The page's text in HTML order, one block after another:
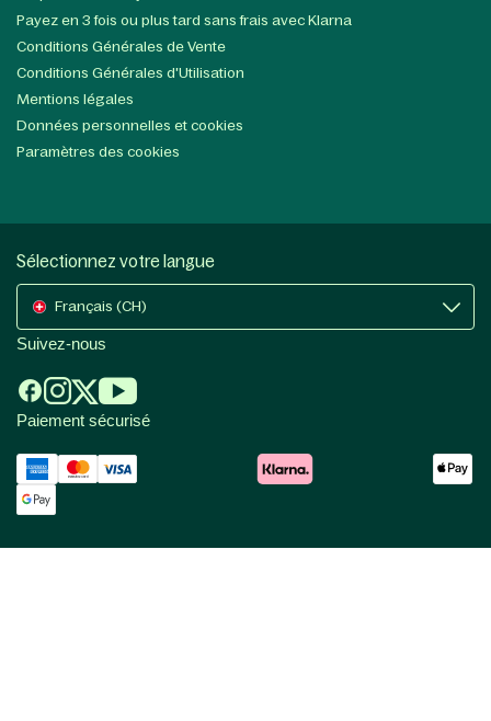
Payez en 3 fois ou plus tard sans frais avec Klarna
Conditions Générales de Vente
Conditions Générales d'Utilisation
Mentions légales
Données personnelles et cookies
Paramètres des cookies
Sélectionnez votre langue
Français (CH)
Suivez-nous
Paiement sécurisé